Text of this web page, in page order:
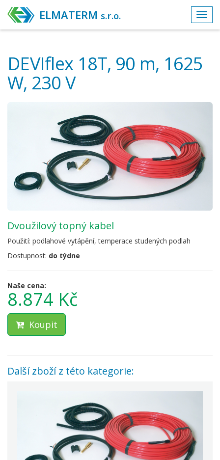
ELMATERM s.r.o.
DEVIflex 18T, 90 m, 1625
W, 230 V
dvoužilový topný kabel
Použití: podlahové vytápění, temperace studených podlah
Dostupnost: do týdne
Naše cena:
8.874 Kč
Koupit
Další zboží z této kategorie: